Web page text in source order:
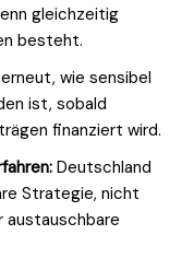
gleichzeitig
besteht.
wie sensibel
ist, sobald
finanziert wird.
Deutschland
Strategie, nicht
austauschbare